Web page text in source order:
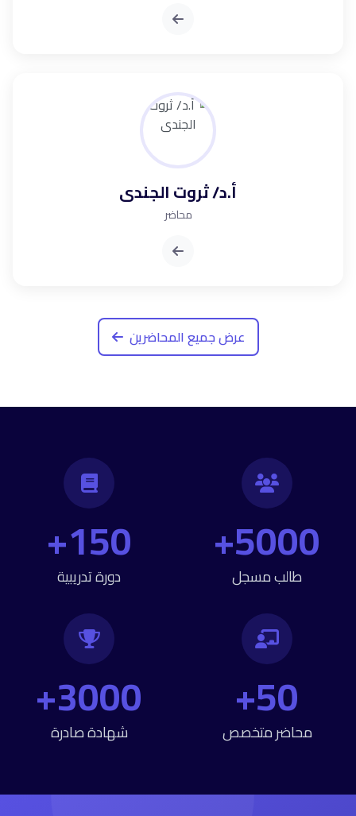
أ.د/ ثروت الجندى
محاضر
عرض جميع المحاضرين
5000+
طالب مسجل
150+
دورة تدريبية
50+
محاضر متخصص
3000+
شهادة صادرة